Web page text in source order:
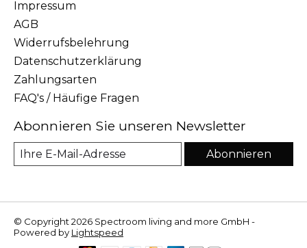
Impressum
AGB
Widerrufsbelehrung
Datenschutzerklärung
Zahlungsarten
FAQ's / Häufige Fragen
Abonnieren Sie unseren Newsletter
Abonnieren
© Copyright 2026 Spectroom living and more GmbH -
Powered by Lightspeed